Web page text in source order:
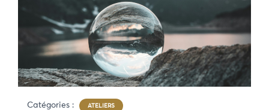
Catégories : ATELIERS